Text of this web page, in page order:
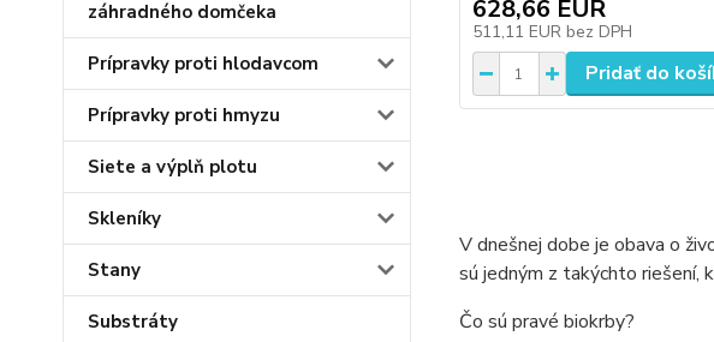
záhradného domčeka
Prípravky proti hlodavcom
Prípravky proti hmyzu
Siete a výplň plotu
Skleníky
Stany
Substráty
628,66 EUR
511,11 EUR bez DPH
Pridať do
V dnešnej dobe je obava o
sú jedným z takýchto riešení,
Čo sú pravé biokrby?